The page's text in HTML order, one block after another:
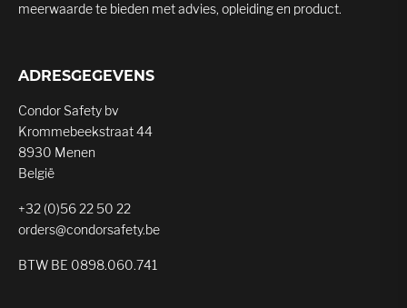
meerwaarde te bieden met advies, opleiding en product.
ADRESGEGEVENS
Condor Safety bv
Krommebeekstraat 44
8930 Menen
België
+32 (0)56 22 50 22
orders@condorsafety.be
BTW BE 0898.060.741